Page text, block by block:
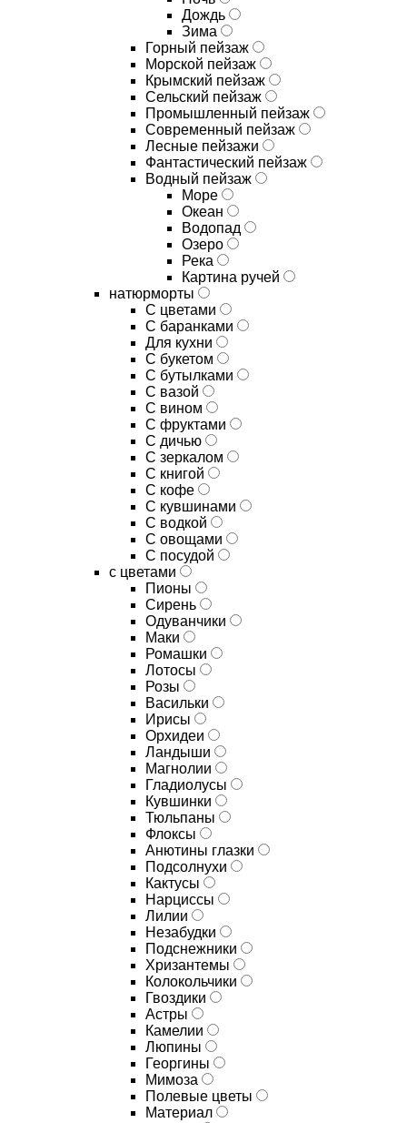
Дождь
Зима
Горный пейзаж
Морской пейзаж
Крымский пейзаж
Сельский пейзаж
Промышленный пейзаж
Современный пейзаж
Лесные пейзажи
Фантастический пейзаж
Водный пейзаж
Море
Океан
Водопад
Озеро
Река
Картина ручей
натюрморты
С цветами
С баранками
Для кухни
C букетом
C бутылками
C вазой
C вином
C фруктами
C дичью
C зеркалом
C книгой
C кофе
C кувшинами
C водкой
C овощами
C посудой
с цветами
Пионы
Сирень
Одуванчики
Маки
Ромашки
Лотосы
Розы
Васильки
Ирисы
Орхидеи
Ландыши
Магнолии
Гладиолусы
Кувшинки
Тюльпаны
Флоксы
Анютины глазки
Подсолнухи
Кактусы
Нарциссы
Лилии
Незабудки
Подснежники
Хризантемы
Колокольчики
Гвоздики
Астры
Камелии
Люпины
Георгины
Мимоза
Полевые цветы
Материал